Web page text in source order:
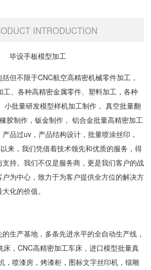
INTRODUCTION
毕设手板模型加工
不限于CNC航空高精密机械零件加工，
工、各种高精密金属零件、塑料加工，各种
小批量研发模型样机加工制作， 真空批量翻
胶制作，钣金制作， 铝合金批量高精密加工
品过uv，产品结构设计，批量喷涂丝印，
来，我们凭借着技术领先和优质的服务，得
持。我们不仅是服务商，更是我们客户的战
为中心，致力于为客户提供全方位的解决方
化的价值。
产基地，多条先进水平的全自动生产线，
床，CNC高精密加工车床，进口模型批量真
，喷漆房，烤漆柜，图标文字丝印机，镭雕